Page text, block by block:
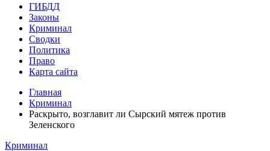
ГИБДД
Законы
Криминал
Сводки
Политика
Право
Карта сайта
Главная
Криминал
Раскрыто, возглавит ли Сырский мятеж против
Зеленского
Криминал